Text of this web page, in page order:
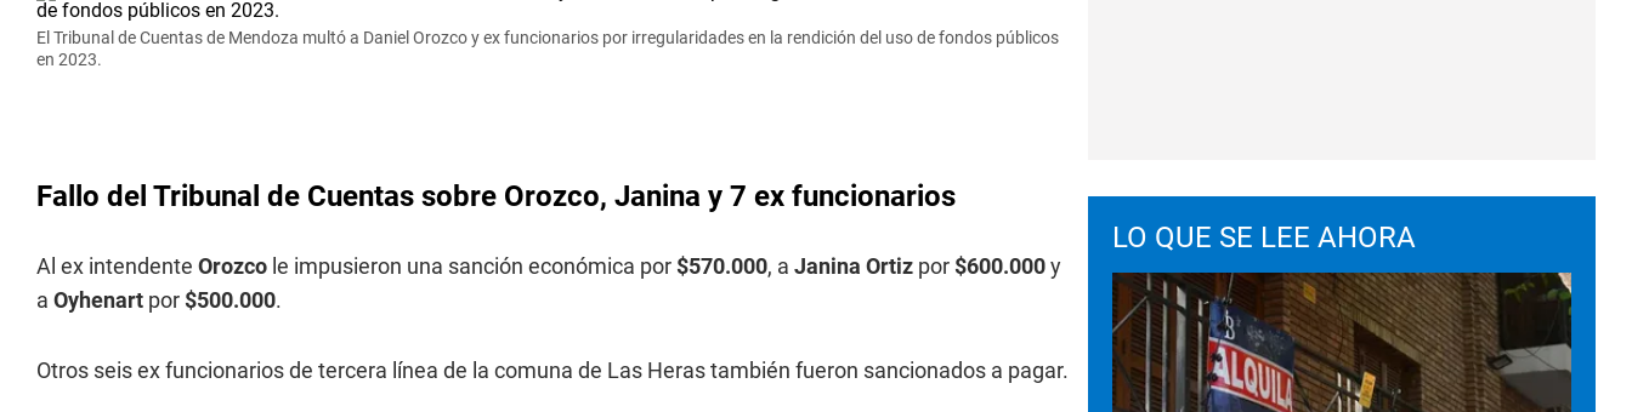
El Tribunal de Cuentas de Mendoza multó a Daniel Orozco y ex funcionarios por irregularidades en la rendición del uso de fondos públicos
en 2023.
Fallo del Tribunal de Cuentas sobre Orozco, Janina y 7 ex funcionarios
Al ex intendente Orozco le impusieron una sanción económica por $570.000, a Janina Ortiz por $600.000y
a Oyhenart por $500.000.
Otros seis ex funcionarios de tercera línea de la comuna de Las Heras también fueron sancionados a pagar.
LO QUE SE LEE AHORA